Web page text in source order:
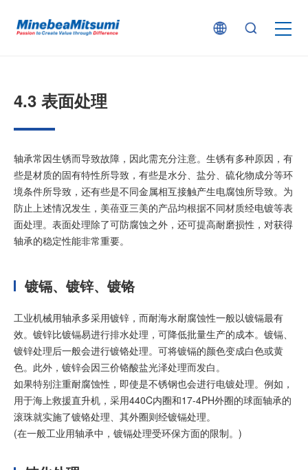
行业解决方案
技术支持
加入我们
4.3 表面处理
轴承常因生锈而导致故障，因此需充分注意。生锈有多种原因，有
些是材质的固有特性所导致，有些是水分、盐分、硫化物成分等环
境条件所导致，还有些是不同金属相互接触产生电腐蚀所导致。为
防止上述情况发生，美蓓亚三美的产品均根据不同材质经电镀等表
面处理。表面处理除了可防腐蚀之外，还可提高耐磨损性，对获得
轴承的稳定性能非常重要。
镀镉、镀锌、镀铬
工业机械用轴承多采用镀锌，而耐海水耐腐蚀性一般以镀镉最有
效。镀锌比镀镉易进行排水处理，可降低批量生产的成本。镀镉、
镀锌处理后一般会进行镀铬处理。可将镀镉的颜色变成白色或黄
色。此外，镀锌会因三价铬酸盐光泽处理而发白。
如果特别注重耐腐蚀性，即使是不锈钢也会进行电镀处理。例如，
用于海上救援直升机，采用440C内圈和17-4PH外圈的球面轴承的
滚珠就实施了镀铬处理、其外圈则经镀镉处理。
(在一般工业用轴承中，镀镉处理受环保方面的限制。)